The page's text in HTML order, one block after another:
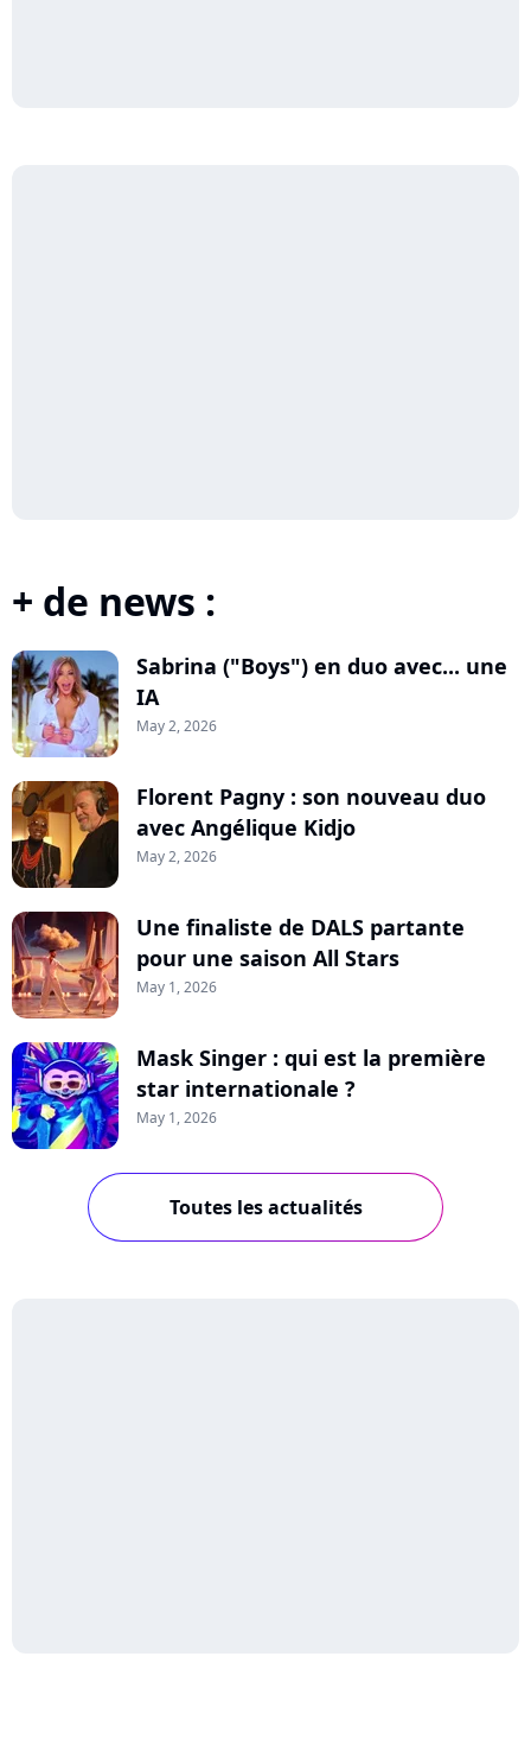
+ de news :
Sabrina ("Boys") en duo avec... une
IA
May 2, 2026
Florent Pagny : son nouveau duo
avec Angélique Kidjo
May 2, 2026
Une finaliste de DALS partante
pour une saison All Stars
May 1, 2026
Mask Singer : qui est la première
star internationale ?
May 1, 2026
Toutes les actualités